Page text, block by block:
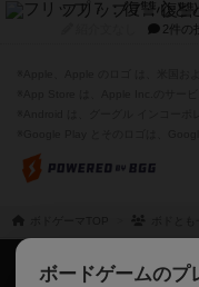
フリップ７：復讐
2件の
ボードゲームのプ
ボドゲーマTOP